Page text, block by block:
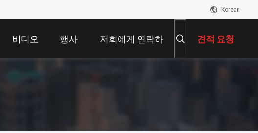
Korean
비디오 행사 저희에게 연락하 견적 요청